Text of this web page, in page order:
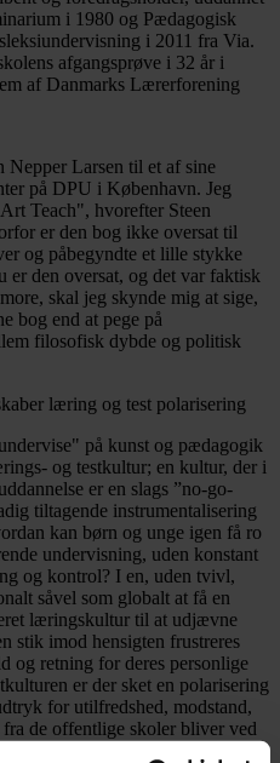
i 1980 og Pædagogisk
i 2011 fra Via.
afgangsprøve i 32 år i
af Danmarks Lærerforening
Nepper Larsen til et af sine
på DPU i København. Jeg
Teach", hvorefter Steen
er den bog ikke oversat til
og påbegyndte et lille stykke
er den oversat, og det var faktisk
, skal jeg skynde mig at sige,
bog end at pege på
filosofisk dybde og politisk
læring og test polarisering
på kunst og pædagogik
og testkultur; en kultur, der i
er en slags ”no-go-
tiltagende instrumentalisering
kan børn og unge igen få ro
undervisning, uden konstant
og kontrol? I en, uden tvivl,
såvel som globalt at få en
læringskultur til at udjævne
stik imod hensigten frustreres
og retning for deres personlige
er der sket en polarisering
for utilfredshed, modstand,
de offentlige skoler bliver ved